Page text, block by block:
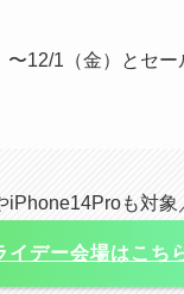
12/1（金）とセ
iPhone14Proも対象
デー会場はこち